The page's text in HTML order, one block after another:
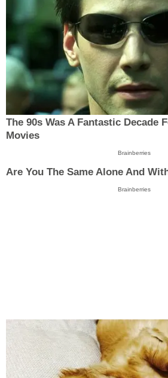
The 90s Was A Fantastic Decade
Movies
Brainberries
Are You The Same Alone And
Brainberries